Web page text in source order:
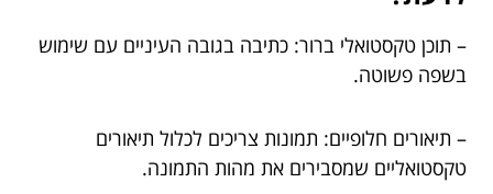
– תוכן טקסטואלי ברור: כתיבה בגובה העיניים עם שימוש
בשפה פשוטה.
– תיאורים חלופיים: תמונות צריכים לכלול תיאורים
טקסטואליים שמסבירים את מהות התמונה.